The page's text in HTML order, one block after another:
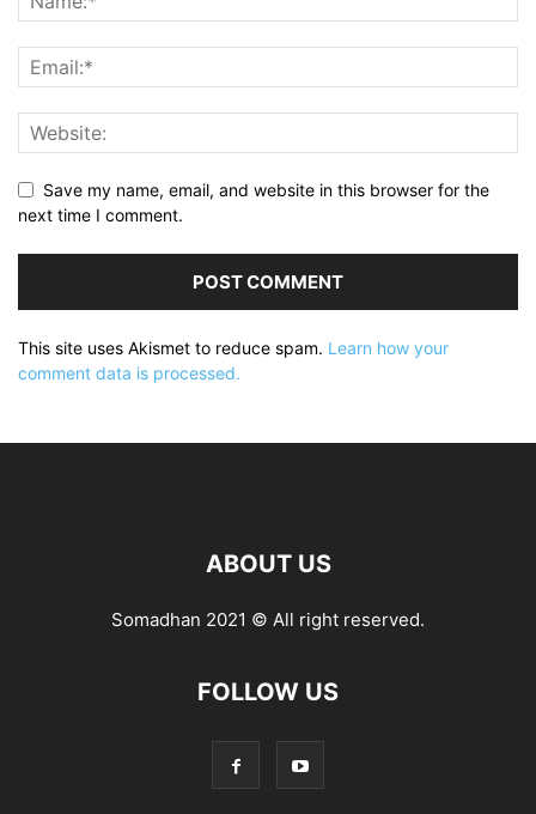
Save my name, email, and website in this browser for the
next time I comment.
This site uses Akismet to reduce spam. Learn how your
comment data is processed.
ABOUT US
Somadhan 2021 © All right reserved.
FOLLOW US